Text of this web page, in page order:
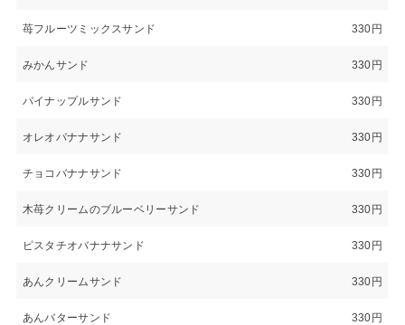
苺フルーツミックスサンド 330円
みかんサンド 330円
パイナップルサンド 330円
オレオバナナサンド 330円
チョコバナナサンド 330円
木苺クリームのブルーベリーサンド 330円
ピスタチオバナナサンド 330円
あんクリームサンド 330円
あんバターサンド 330円